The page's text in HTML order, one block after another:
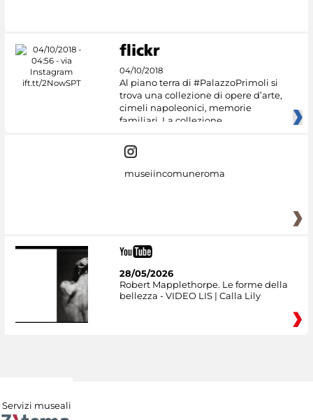
04/10/2018
Al piano terra di #PalazzoPrimoli si
trova una collezione di opere d’arte,
cimeli napoleonici, memorie
familiari. La collezione
museiincomuneroma
28/05/2026
Robert Mapplethorpe. Le forme della
bellezza - VIDEO LIS | Calla Lily
Servizi museali